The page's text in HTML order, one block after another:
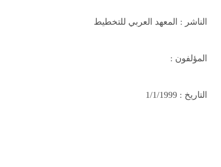
الناشر : المعهد العربي للتخطيط
المؤلفون :
التاريخ :1/1/1999